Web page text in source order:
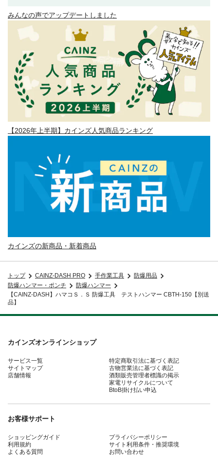
みんなの声でアップデートしました
【2026年上半期】カインズ人気商品ランキング
カインズの新商品・新着商品
トップ CAINZ-DASH PRO 手作業工具
防爆用品
防爆ハンマー・ポンチ
防爆ハンマー
【CAINZ-DASH】ハマコＳ．Ｓ 防爆工具 テストハンマー CBTH-150【別送
品】
カインズオンラインショップ
サービス一覧
サイトマップ
店舗情報
特定商取引法に基づく表記
古物営業法に基づく表記
酒類販売管理者標識の掲示
家電リサイクルについて
BtoB掛け払い申込
お客様サポート
ショッピングガイド
利用規約
よくある質問
プライバシーポリシー
サイト利用条件・推奨環境
お問い合わせ